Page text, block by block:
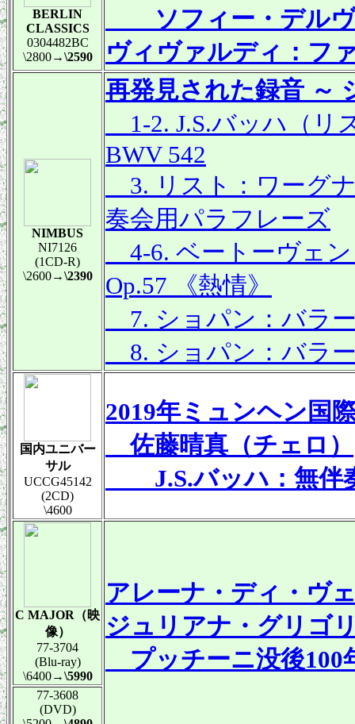
BERLIN
CLASSICS
0304482BC
\2800→\2590
ソフィー・デルヴ
ヴィヴァルディ：フ
NIMBUS
NI7126
(1CD-R)
\2600→\2390
再発見された録音 ～
1-2. J.S.バッハ（リ
BWV 542
3. リスト：ワーグ
奏会用パラフレーズ
4-6. ベートーヴェ
Op.57 《熱情》
7. ショパン：バラ
8. ショパン：バラ
国内ユニバー
サル
UCCG45142
(2CD)
\4600
2019年ミュンヘン国
佐藤晴真（チェロ）
J.S.バッハ：無伴
C MAJOR（映
像）
77-3704
(Blu-ray)
\6400→\5990
アレーナ・ディ・ヴ
ジュリアナ・グリゴ
プッチーニ没後100
77-3608
(DVD)